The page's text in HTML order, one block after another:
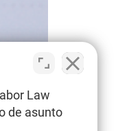
Law
de asunto